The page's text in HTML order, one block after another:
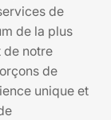
de
de la plus
de notre
de
unique et